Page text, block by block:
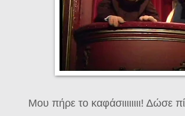
Μου πήρε το καφάσιιιιιιιι! Δώσε